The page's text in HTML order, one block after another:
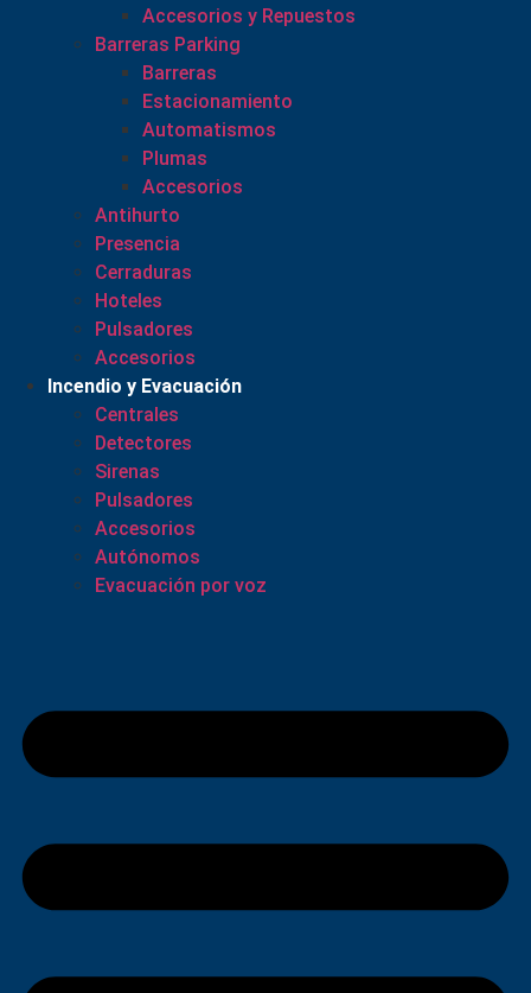
Accesorios y Repuestos
Barreras Parking
Barreras
Estacionamiento
Automatismos
Plumas
Accesorios
Antihurto
Presencia
Cerraduras
Hoteles
Pulsadores
Accesorios
Incendio y Evacuación
Centrales
Detectores
Sirenas
Pulsadores
Accesorios
Autónomos
Evacuación por voz